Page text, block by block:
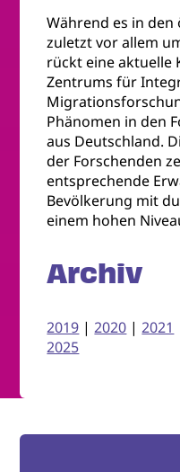
Während es in
zuletzt vor allem
rückt eine aktuelle
Zentrums für
Phänomen in den
aus Deutschland.
der Forschenden
entsprechende
Bevölkerung mit
einem hohen
Archiv
2019 |2020 |2021
2025